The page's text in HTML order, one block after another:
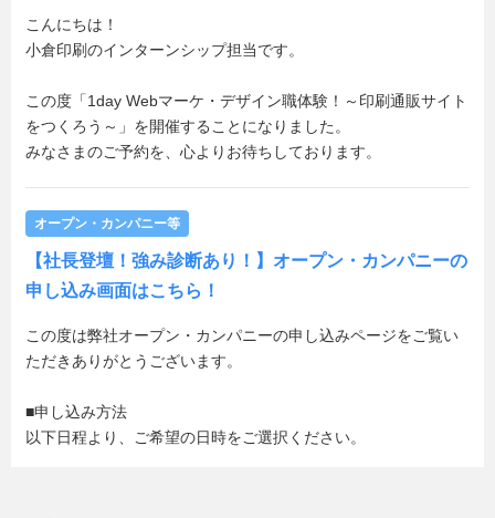
こんにちは！
小倉印刷のインターンシップ担当です。
この度「1day Webマーケ・デザイン職体験！～印刷通販サイト
をつくろう～」を開催することになりました。
みなさまのご予約を、心よりお待ちしております。
オープン・カンパニー等
【社長登壇！強み診断あり！】オープン・カンパニーの
申し込み画面はこちら！
この度は弊社オープン・カンパニーの申し込みページをご覧い
ただきありがとうございます。
■申し込み方法
以下日程より、ご希望の日時をご選択ください。